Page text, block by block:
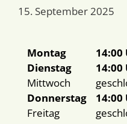
15. September 2025
Montag
14:00
Dienstag
14:00
Mittwoch
Donnerstag
14:00
Freitag